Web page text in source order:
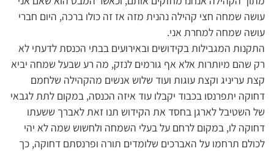
עושה שמחה חצי קהילה נהנית מזה אז זה כולו ברכה, היום חברי
עושה שמחה למחרת אני.
התקנות המגבילות בקידושים ובאירועים בבתי הכנסת לדעתי לא
רק שהם מיותרות אלא אף גורמים לנזק, מה רע שבעל שמחה יביא
קצת עריניג וקצת עוגות ועוד שלוש אנשים מהקהילה שלחמם
דחוקה יתפרנסו בכבוד יקבלו עוד איזה הכנסה, במקום לתת לגבאי
של השטיבל לארגן בחסד את הקידוש תנו זאת לאברך ששעתו
דחוקה לו, במקום לרחם על בעלי השמחה ולחשוש שמה לא יהי
לכולם תרחמו על האברכים שלומדים תורה ופרנסתם דחוקה, כך